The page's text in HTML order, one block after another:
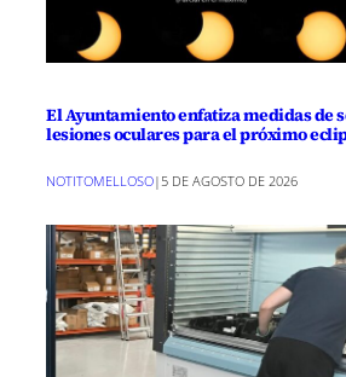
El Ayuntamiento enfatiza medidas de
lesiones oculares para el próximo
NOTITOMELLOSO| 5 DE AGOSTO DE 2026